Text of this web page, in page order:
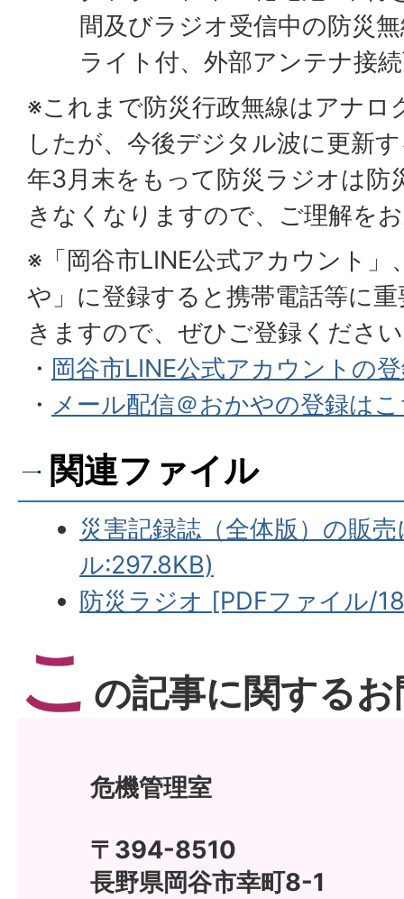
間及びラジオ受信中の防災
ライト付、外部アンテナ接
※これまで防災行政無線はアナロ
したが、今後デジタル波に更新
年3月末をもって防災ラジオは防
きなくなりますので、ご理解を
※「岡谷市LINE公式アカウント」
や」に登録すると携帯電話等に
きますので、ぜひご登録くださ
・ 岡谷市LINE公式アカウントの
・ メール配信＠おかやの登録は
関連ファイル
災害記録誌（全体版）の販
ル:297.8KB)
防災ラジオ [PDFファイル/
こ の記事に関する
危機管理室
〒394-8510
長野県岡谷市幸町8-1